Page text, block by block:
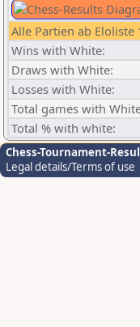
Alle Partien ab Eloliste
Wins with White:
Draws with White:
Losses with White:
Total games with
Total % with white:
Chess-Tournament-
Legal details/Terms of use